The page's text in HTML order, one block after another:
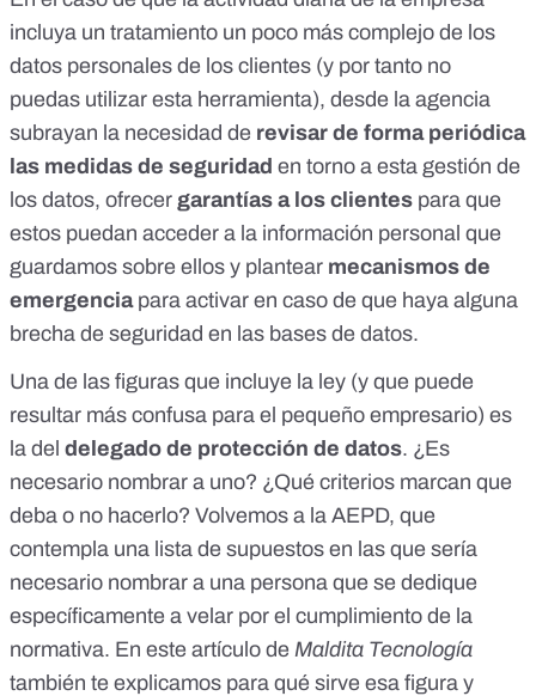
incluya un tratamiento un poco más complejo de los
datos personales de los clientes (y por tanto no
puedas utilizar esta herramienta), desde la agencia
subrayan la necesidad de revisar de forma periódica
las medidas de seguridad en torno a esta gestión de
los datos, ofrecer garantías a los clientes para que
estos puedan acceder a la información personal que
guardamos sobre ellos y plantear mecanismos de
emergenciapara activar en caso de que haya alguna
brecha de seguridad en las bases de datos.
Una de las figuras que incluye la ley (y que puede
resultar más confusa para el pequeño empresario) es
la del delegado de protección de datos. ¿Es
necesario nombrar a uno? ¿Qué criterios marcan que
deba o no hacerlo? Volvemos a la AEPD, que
contempla una lista de supuestos en las que sería
necesario nombrar a una persona que se dedique
específicamente a velar por el cumplimiento de la
normativa. En este artículo de Maldita Tecnología
también te explicamos para qué sirve esa figura y